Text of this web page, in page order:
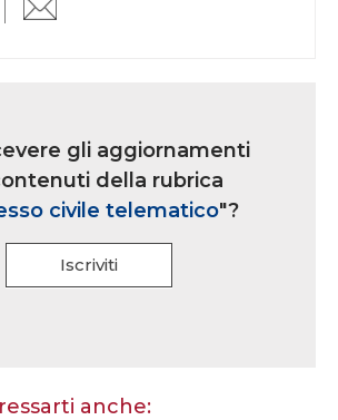
gli aggiornamenti
della rubrica
civile telematico"?
Iscriviti
anche: